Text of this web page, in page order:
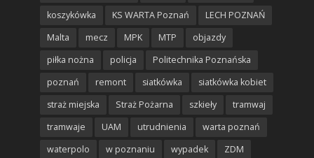
koszykówka
KS WARTA Poznań
LECH POZNAŃ
Malta
mecz MPK MTP
objazdy
piłka nożna
policja
Politechnika Poznańska
poznań
remont siatkówka
siatkówka kobiet
straż miejska
Straż Pożarna szkieły
tramwaj
tramwaje
UAM utrudnienia
warta poznań
waterpolo
w poznaniu wypadek ZDM